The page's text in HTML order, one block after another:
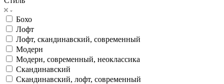
Бохо
Лофт
Лофт, скандинавский, современный
Модерн
Модерн, современный, неоклассика
Скандинавский
Скандинавский, лофт, современный